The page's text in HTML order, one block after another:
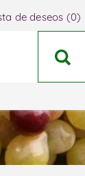
de deseos (0)